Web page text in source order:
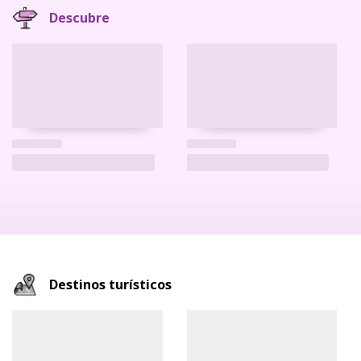
Descubre
Destinos turísticos